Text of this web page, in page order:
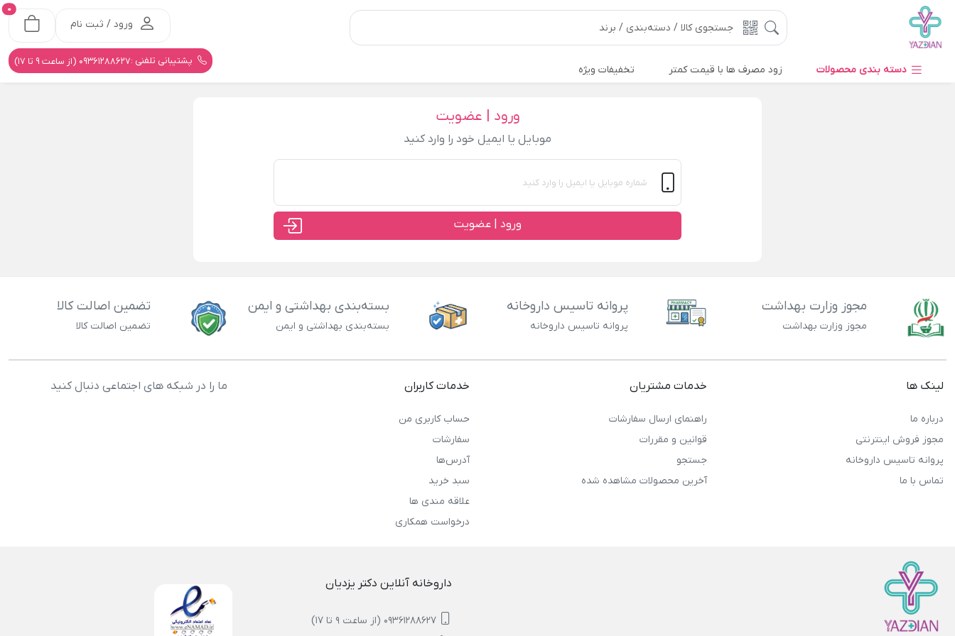
ورود / ثبت نام
0
پشتیبانی تلفنی :09361288627 (از ساعت 9 تا 17)
دسته بندی محصولات زود مصرف ها با قیمت کمتر تخفیفات ویژه
ورود | عضویت
موبایل یا ایمیل خود را وارد کنید
ورود | عضویت
مجوز وزارت بهداشت
مجوز وزارت بهداشت
پروانه تاسیس داروخانه
پروانه تاسیس داروخانه
بسته‌بندی بهداشتی و ایمن
بسته‌بندی بهداشتی و ایمن
تضمین اصالت کالا
تضمین اصالت کالا
لینک ها
درباره ما
مجوز فروش اینترنتی
پروانه تاسیس داروخانه
تماس با ما
خدمات مشتریان
راهنمای ارسال سفارشات
قوانین و مقررات
جستجو
آخرین محصولات مشاهده شده
خدمات کاربران
حساب کاربری من
سفارشات
آدرس‌ها
سبد خرید
علاقه مندی ها
درخواست همکاری
ما را در شبکه های اجتماعی دنبال کنید
داروخانه آنلاین دکتر یزدیان
09361288627 (از ساعت 9 تا 17)